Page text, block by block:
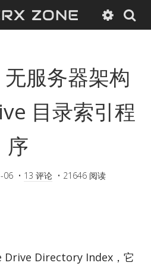
ZONE
服务器架构
目录索引程
序
06• 13 评论• 21646 阅读
Drive Di­rec­tory In­dex，它